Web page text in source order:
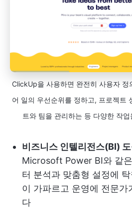
ClickUp을 사용하면 완전히 사용자 정
어 일의 우선순위를 정하고, 프로젝트
트와 팀을 관리하는 등 다양한 작
비즈니스 인텔리전스(BI)
Microsoft Power BI와 같
터 분석과 맞춤형 설정에
이 가파르고 운영에 전문가
다